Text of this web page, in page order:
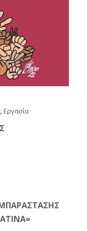
,Εργασία